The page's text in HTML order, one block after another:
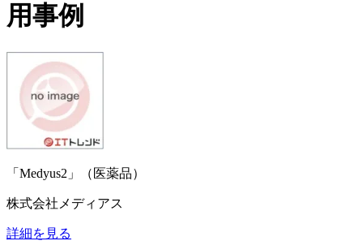
用事例
「Medyus2」（医薬品）
株式会社メディアス
詳細を見る